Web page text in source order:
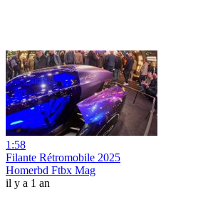
1:58
Filante Rétromobile 2025
Homerbd Ftbx Mag
il y a 1 an